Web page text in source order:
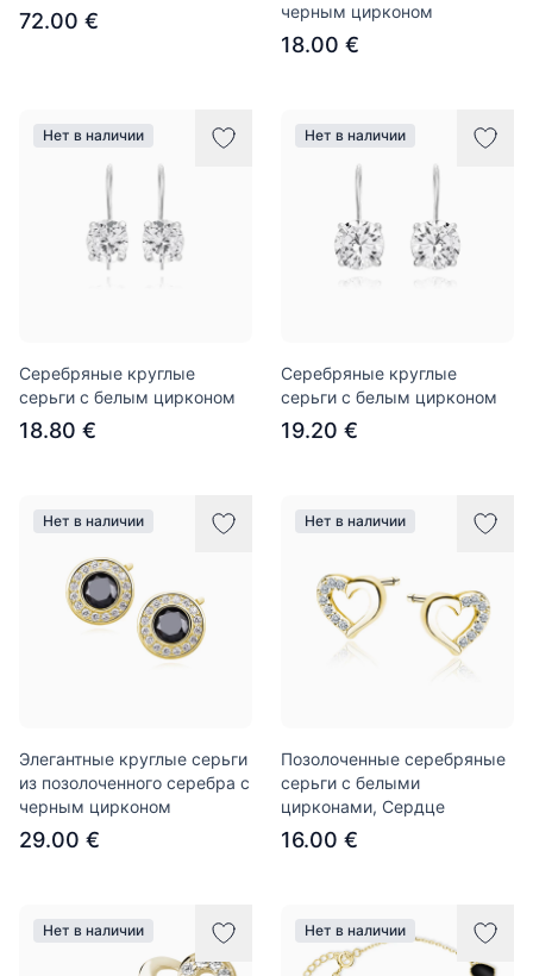
72.00 €
черным цирконом
18.00 €
Нет в наличии
Серебряные круглые
серьги с белым цирконом
18.80 €
Нет в наличии
Серебряные круглые
серьги с белым цирконом
19.20 €
Нет в наличии
Элегантные круглые серьги
из позолоченного серебра с
черным цирконом
29.00 €
Нет в наличии
Позолоченные серебряные
серьги с белыми
цирконами, Сердце
16.00 €
Нет в наличии Нет в наличии